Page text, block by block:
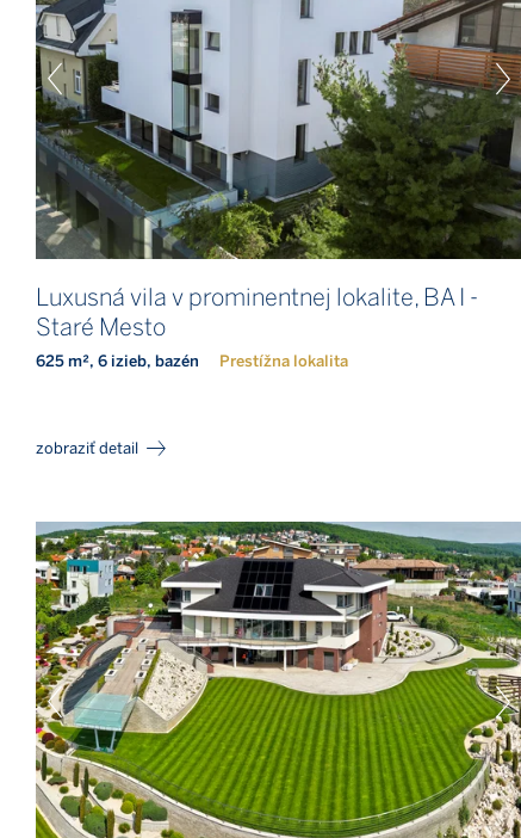
Luxusná vila v prominentnej lokalite, BA I -
Staré Mesto
625 m², 6 izieb, bazén Prestížna lokalita
zobraziť detail